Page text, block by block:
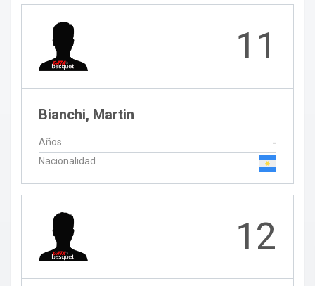
11
Bianchi, Martin
Años -
Nacionalidad
12